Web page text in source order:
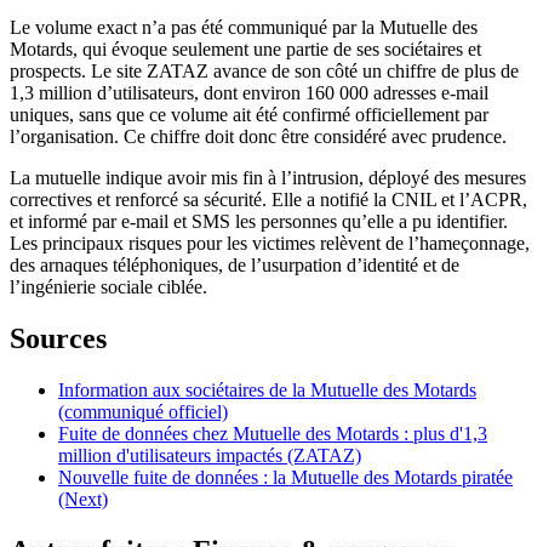
Le volume exact n’a pas été communiqué par la Mutuelle des
Motards, qui évoque seulement une partie de ses sociétaires et
prospects. Le site ZATAZ avance de son côté un chiffre de plus de
1,3 million d’utilisateurs, dont environ 160 000 adresses e-mail
uniques, sans que ce volume ait été confirmé officiellement par
l’organisation. Ce chiffre doit donc être considéré avec prudence.
La mutuelle indique avoir mis fin à l’intrusion, déployé des mesures
correctives et renforcé sa sécurité. Elle a notifié la CNIL et l’ACPR,
et informé par e-mail et SMS les personnes qu’elle a pu identifier.
Les principaux risques pour les victimes relèvent de l’hameçonnage,
des arnaques téléphoniques, de l’usurpation d’identité et de
l’ingénierie sociale ciblée.
Sources
Information aux sociétaires de la Mutuelle des Motards
(communiqué officiel)
Fuite de données chez Mutuelle des Motards : plus d'1,3
million d'utilisateurs impactés (ZATAZ)
Nouvelle fuite de données : la Mutuelle des Motards piratée
(Next)